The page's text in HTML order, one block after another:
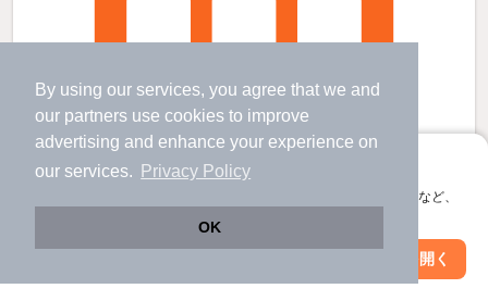
By using our services, you agree that we and
our partners use cookies to improve
advertising and enhance your experience on
our services.
Privacy Policy
OK
アプリに切り替えて、サクサクお部屋探し
会員登録なしですぐ使える。マップ検索やお気に入り保存など、
アプリを開く
絞り込み条件を変更